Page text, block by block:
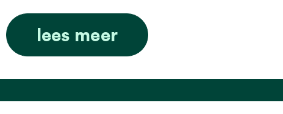
lees meer